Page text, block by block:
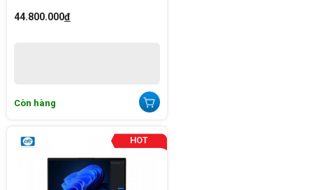
44.800.000đ
Còn hàng